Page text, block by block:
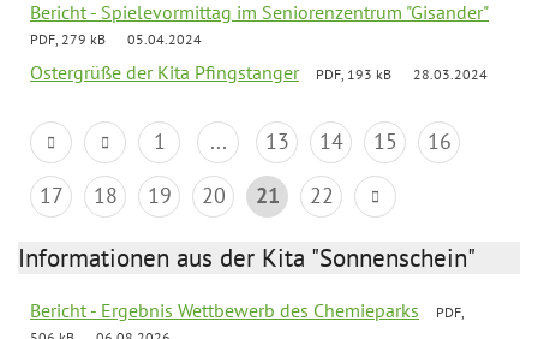
Bericht - Spielevormittag im Seniorenzentrum "Gisander"
PDF, 279 kB 05.04.2024
Ostergrüße der Kita Pfingstanger PDF, 193 kB 28.03.2024
1 ... 13 14 15
16
17
18 19 20 21 22
Informationen aus der Kita "Sonnenschein"
Bericht - Ergebnis Wettbewerb des Chemieparks
PDF,